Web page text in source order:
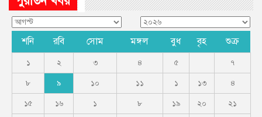
শনি রবি সোম মঙ্গল বুধ বৃহ শুক্র
১ ২ ৩ ৪ ৫ ৭
৮ ৯ ১০ ১১ ১ ১৩ ৪
১৫ ১৬ ১ ৮ ১৯ ২০ ২১